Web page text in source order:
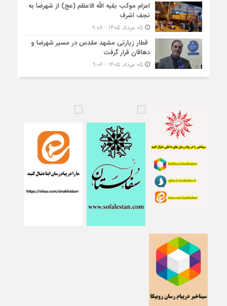
اعزام موکب بقیه الله الاعظم (عج) از شهرضا به
نجف اشرف
05 مرداد 1405 - 9:08
قطار زیارتی مشهد مقدس در مسیر شهرضا و
دهاقان قرار گرفت
05 مرداد 1405 - 9:06